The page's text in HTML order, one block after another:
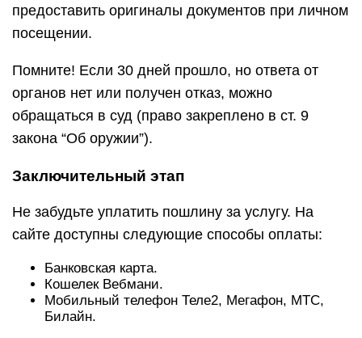
предоставить оригиналы документов при личном
посещении.
Помните! Если 30 дней прошло, но ответа от
органов нет или получен отказ, можно
обращаться в суд (право закреплено в ст. 9
закона “Об оружии”).
Заключительный этап
Не забудьте уплатить пошлину за услугу. На
сайте доступны следующие способы оплаты:
Банковская карта.
Кошелек Вебмани.
Мобильный телефон Теле2, Мегафон, МТС,
Билайн.